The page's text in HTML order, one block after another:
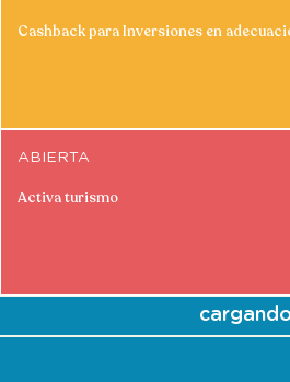
Cashback para Inversiones en
ABIERTA
Activa turismo